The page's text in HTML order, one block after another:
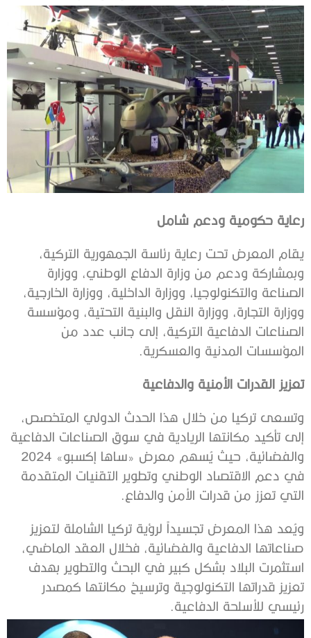
رعاية حكومية ودعم شامل
يقام المعرض تحت رعاية رئاسة الجمهورية التركية،
وبمشاركة ودعم من وزارة الدفاع الوطني، ووزارة
الصناعة والتكنولوجيا، ووزارة الداخلية، ووزارة الخارجية،
ووزارة التجارة، ووزارة النقل والبنية التحتية، ومؤسسة
الصناعات الدفاعية التركية، إلى جانب عدد من
المؤسسات المدنية والعسكرية.
تعزيز القدرات الأمنية والدفاعية
وتسعى تركيا من خلال هذا الحدث الدولي المتخصص،
إلى تأكيد مكانتها الريادية في سوق الصناعات الدفاعية
والفضائية، حيث يُسهم معرض «ساها إكسبو» 2024
في دعم الاقتصاد الوطني وتطوير التقنيات المتقدمة
التي تعزز من قدرات الأمن والدفاع.
ويُعد هذا المعرض تجسيداً لرؤية تركيا الشاملة لتعزيز
صناعاتها الدفاعية والفضائية، فخلال العقد الماضي،
استثمرت البلاد بشكل كبير في البحث والتطوير بهدف
تعزيز قدراتها التكنولوجية وترسيخ مكانتها كمصدر
رئيسي للأسلحة الدفاعية.